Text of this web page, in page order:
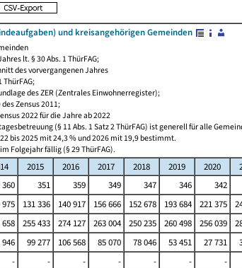
und kreisangehörigen Gemeinden
lt. § 30 Abs. 1 ThürFAG;
des vorvergangenen Jahres
ThürFAG;
des ZER (Zentrales Einwohnerregister);
Zensus 2011;
2022 für die Jahre ab 2022
(§ 11 Abs. 1 Satz 2 ThürFAG) ist generell für alle
bis 2025 mit 24,3 % und 2026 mit 19,9 bestimmt.
Folgejahr fällig (§ 29 ThürFAG).
2015 2016 2017 2018 2019 2020
360 351 359 349 347 346 342
975 131 336 140 917 156 666 152 678 193 684 221 375
658 255 433 274 127 263 004 250 235 260 498 256 039
946 99 277 106 568 85 070 78 046 53 451 27 731
- - - - - - -